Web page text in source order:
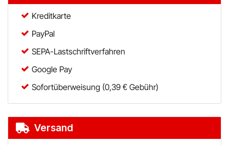
Kreditkarte
PayPal
SEPA-Lastschriftverfahren
Google Pay
Sofortüberweisung (0,39 € Gebühr)
Versand